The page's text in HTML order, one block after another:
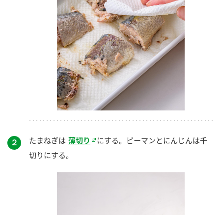
２ たまねぎは 薄切り
にする。ピーマンとにんじんは千
切りにする。